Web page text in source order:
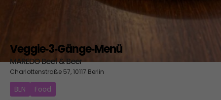
Veggie‑3‑Gänge‑Menü
MAREDO Beef & Beer
Charlottenstraße 57, 10117 Berlin
BLN Food